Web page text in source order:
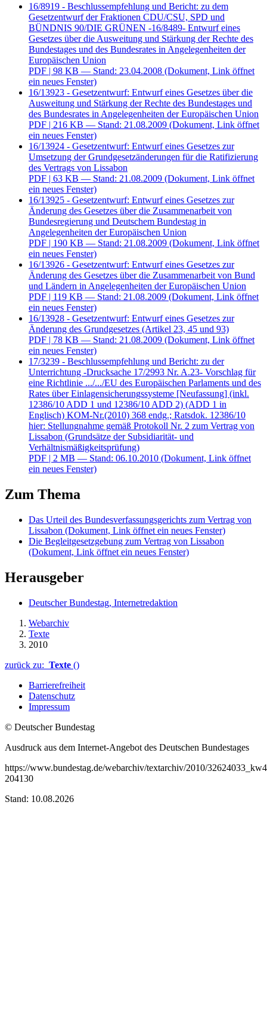
16/8919 - Beschlussempfehlung und Bericht: zu dem
Gesetzentwurf der Fraktionen CDU/CSU, SPD und
BÜNDNIS 90/DIE GRÜNEN -16/8489- Entwurf eines
Gesetzes über die Ausweitung und Stärkung der Rechte des
Bundestages und des Bundesrates in Angelegenheiten der
Europäischen Union
PDF | 98 KB — Stand: 23.04.2008 (Dokument, Link öffnet
ein neues Fenster)
16/13923 - Gesetzentwurf: Entwurf eines Gesetzes über die
Ausweitung und Stärkung der Rechte des Bundestages und
des Bundesrates in Angelegenheiten der Europäischen Union
PDF | 216 KB — Stand: 21.08.2009 (Dokument, Link öffnet
ein neues Fenster)
16/13924 - Gesetzentwurf: Entwurf eines Gesetzes zur
Umsetzung der Grundgesetzänderungen für die Ratifizierung
des Vertrags von Lissabon
PDF | 63 KB — Stand: 21.08.2009 (Dokument, Link öffnet
ein neues Fenster)
16/13925 - Gesetzentwurf: Entwurf eines Gesetzes zur
Änderung des Gesetzes über die Zusammenarbeit von
Bundesregierung und Deutschem Bundestag in
Angelegenheiten der Europäischen Union
PDF | 190 KB — Stand: 21.08.2009 (Dokument, Link öffnet
ein neues Fenster)
16/13926 - Gesetzentwurf: Entwurf eines Gesetzes zur
Änderung des Gesetzes über die Zusammenarbeit von Bund
und Ländern in Angelegenheiten der Europäischen Union
PDF | 119 KB — Stand: 21.08.2009 (Dokument, Link öffnet
ein neues Fenster)
16/13928 - Gesetzentwurf: Entwurf eines Gesetzes zur
Änderung des Grundgesetzes (Artikel 23, 45 und 93)
PDF | 78 KB — Stand: 21.08.2009 (Dokument, Link öffnet
ein neues Fenster)
17/3239 - Beschlussempfehlung und Bericht: zu der
Unterrichtung -Drucksache 17/2993 Nr. A.23- Vorschlag für
eine Richtlinie .../.../EU des Europäischen Parlaments und des
Rates über Einlagensicherungssysteme [Neufassung] (inkl.
12386/10 ADD 1 und 12386/10 ADD 2) (ADD 1 in
Englisch) KOM-Nr.(2010) 368 endg.; Ratsdok. 12386/10
hier: Stellungnahme gemäß Protokoll Nr. 2 zum Vertrag von
Lissabon (Grundsätze der Subsidiarität- und
Verhältnismäßigkeitsprüfung)
PDF | 2 MB — Stand: 06.10.2010 (Dokument, Link öffnet
ein neues Fenster)
Zum Thema
Das Urteil des Bundesverfassungsgerichts zum Vertrag von
Lissabon (Dokument, Link öffnet ein neues Fenster)
Die Begleitgesetzgebung zum Vertrag von Lissabon
(Dokument, Link öffnet ein neues Fenster)
Herausgeber
Deutscher Bundestag, Internetredaktion
Webarchiv
Texte
2010
zurück zu: Texte ()
Barrierefreiheit
Datenschutz
Impressum
© Deutscher Bundestag
Ausdruck aus dem Internet-Angebot des Deutschen Bundestages
https://www.bundestag.de/webarchiv/textarchiv/2010/
204130
Stand: 10.08.2026